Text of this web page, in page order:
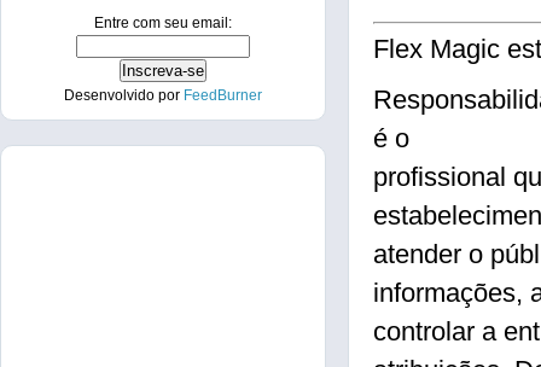
Flex Magic
é o
profissional
atender o
informações,
controlar a
Entre com seu email:
Desenvolvido por FeedBurner